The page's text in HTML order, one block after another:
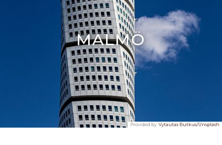
MALMÖ
Provided by:Vytautas Butkus/Unsplash